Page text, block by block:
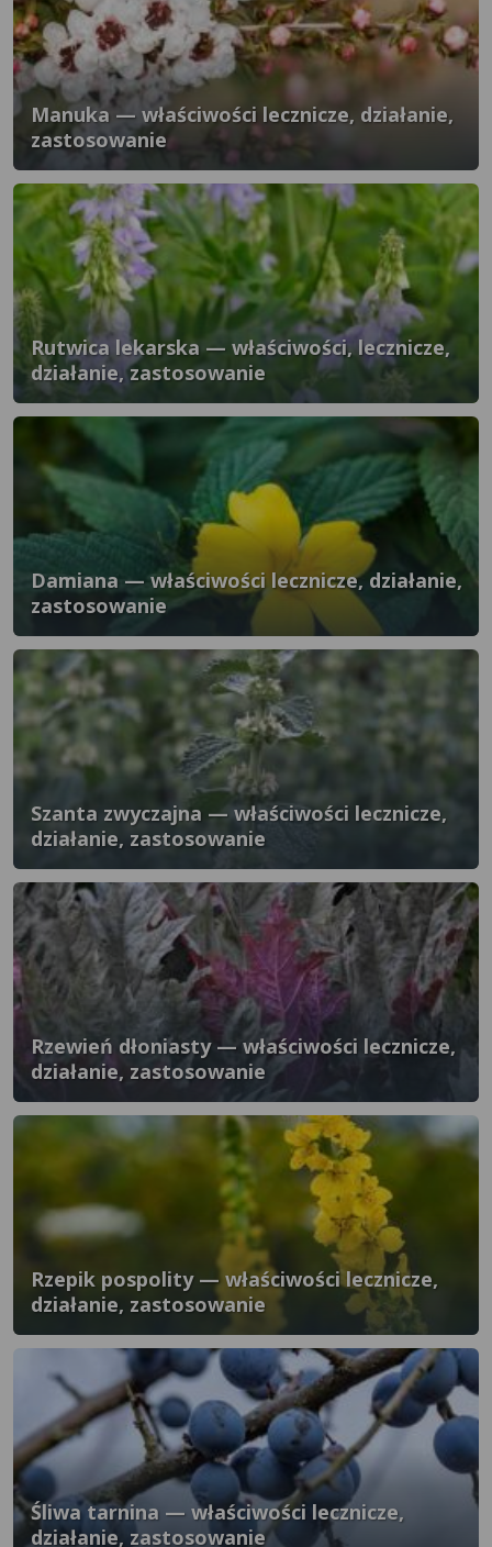
Manuka — właściwości lecznicze, działanie,
zastosowanie
Rutwica lekarska — właściwości, lecznicze,
działanie, zastosowanie
Damiana — właściwości lecznicze, działanie,
zastosowanie
Szanta zwyczajna — właściwości lecznicze,
działanie, zastosowanie
Rzewień dłoniasty — właściwości lecznicze,
działanie, zastosowanie
Rzepik pospolity — właściwości lecznicze,
działanie, zastosowanie
Śliwa tarnina — właściwości lecznicze,
działanie, zastosowanie